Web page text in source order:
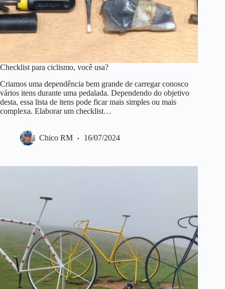
Checklist para ciclismo, você usa?
Criamos uma dependência bem grande de carregar conosco
vários itens durante uma pedalada. Dependendo do objetivo
desta, essa lista de itens pode ficar mais simples ou mais
complexa. Elaborar um checklist…
Chico RM 16/07/2024